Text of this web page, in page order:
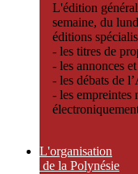
L'édition
semaine, du
éditions
- les titres de
- les annonces
- les débats de
- les empreintes
L'organisation
de la Polynésie